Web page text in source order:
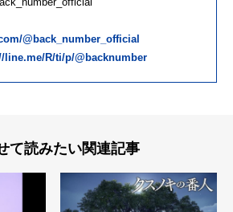
@back_number_official
line.me/R/ti/p/@backnumber
て読みたい関連記事